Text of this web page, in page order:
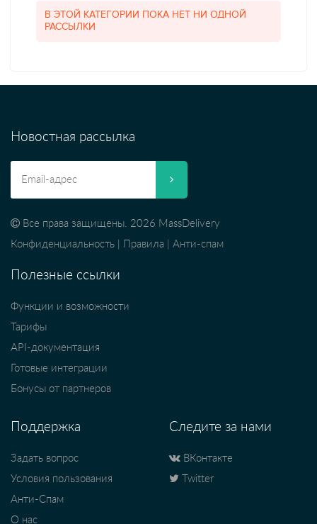
В ЭТОЙ КАТЕГОРИИ ПОКА НЕТ НИ ОДНОЙ
РАССЫЛКИ
Новостная рассылка
Все права защищены. 2026 MassDelivery
Конфиденциальность
Правила Анти-спам
Полезные ссылки
Функции и возможности
Тарифы
API-документация
Готовые интеграции
Бонусы от партнеров
Поддержка
Задать вопрос
Условия пользования
Анти-Спам
О нас
Следите за нами
ВКонтакте
Twitter